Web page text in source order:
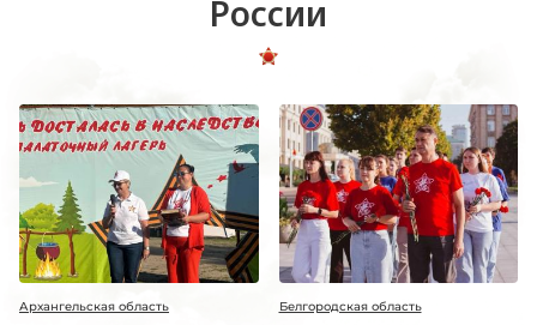
России
Архангельская область Белгородская область